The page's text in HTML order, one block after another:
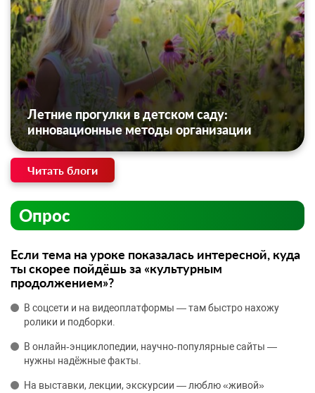
Летние прогулки в детском саду:
инновационные методы организации
Читать блоги
Опрос
Если тема на уроке показалась интересной, куда
ты скорее пойдёшь за «культурным
продолжением»?
В соцсети и на видеоплатформы — там быстро нахожу
ролики и подборки.
В онлайн‑энциклопедии, научно‑популярные сайты —
нужны надёжные факты.
На выставки, лекции, экскурсии — люблю «живой»